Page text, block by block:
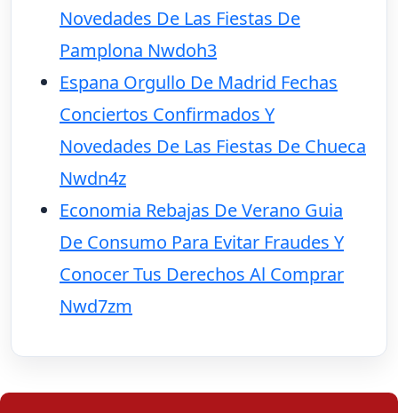
Novedades De Las Fiestas De
Pamplona Nwdoh3
Espana Orgullo De Madrid Fechas
Conciertos Confirmados Y
Novedades De Las Fiestas De Chueca
Nwdn4z
Economia Rebajas De Verano Guia
De Consumo Para Evitar Fraudes Y
Conocer Tus Derechos Al Comprar
Nwd7zm